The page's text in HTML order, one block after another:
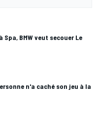
Spa, BMW veut secouer Le
n'a caché son jeu à la